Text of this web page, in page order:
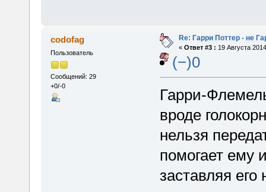
codofag
Пользователь
Сообщений: 29
+0/-0
Re: Гарри Поттер - не
« Ответ #3 : 19 Августа
(−)0
Гарри-
вроде
нельзя
помогает ему
заставляя